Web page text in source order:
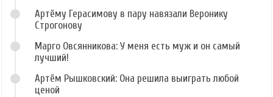
Артёму Герасимову в пару навязали Веронику
Строгонову
Марго Овсянникова: У меня есть муж и он самый
лучший!
Артём Рышковский: Она решила выиграть любой
ценой